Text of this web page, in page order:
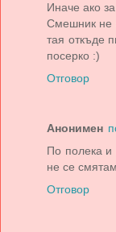
Иначе ако
Смешник не
тая откъде
посерко :)
Отговор
Анонимен
По полека и
не се
Отговор